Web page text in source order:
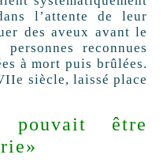
l’attente de leur
des aveux avant le
reconnues
à mort puis brûlées.
siècle, laissé place
pouvait être